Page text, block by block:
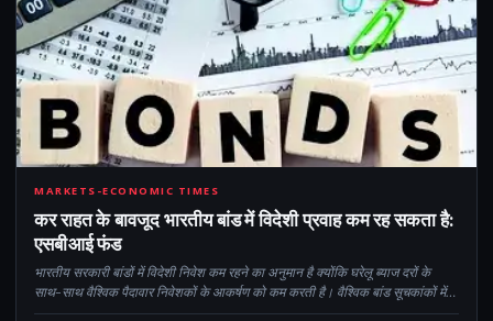
CM
MARKETS-ECONOMIC TIMES
कर राहत के बावजूद भारतीय बांड में विदेशी प्रवाह कम रह सकता है:
एसबीआई फंड
भारतीय सरकारी बांडों में विदेशी निवेश कम रहने का अनुमान है क्योंकि घरेलू ब्याज दरों के
साथ-साथ वैश्विक पैदावार निवेशकों के आकर्षण को कम करती है। वैश्विक बांड सूचकांकों में
भारत के शामिल होने का स्थगन...